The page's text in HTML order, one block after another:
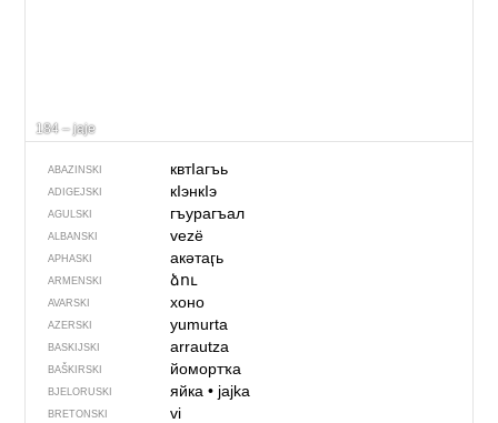
184 – jaje
ABAZINSKI квтIагъь
ADIGEJSKI кӀэнкӀэ
AGULSKI гъурагъал
ALBANSKI vezë
APHASKI акәтаӷь
ARMENSKI ձու
AVARSKI хоно
AZERSKI yumurta
BASKIJSKI arrautza
BAŠKIRSKI йомортҡа
BJELORUSKI яйка• jajka
BRETONSKI vi